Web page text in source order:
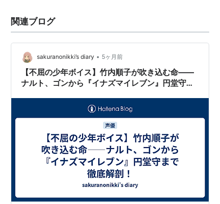
関連ブログ
sakuranonikki’s diary • 5ヶ月前
【不屈の少年ボイス】竹内順子が吹き込む命――
ナルト、ゴンから『イナズマイレブン』円堂守ま